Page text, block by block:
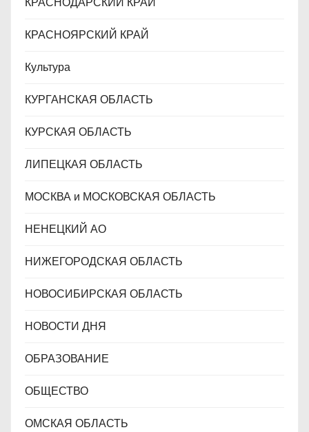
КРАСНОЯРСКИЙ КРАЙ
Культура
КУРГАНСКАЯ ОБЛАСТЬ
КУРСКАЯ ОБЛАСТЬ
ЛИПЕЦКАЯ ОБЛАСТЬ
МОСКВА и МОСКОВСКАЯ ОБЛАСТЬ
НЕНЕЦКИЙ АО
НИЖЕГОРОДСКАЯ ОБЛАСТЬ
НОВОСИБИРСКАЯ ОБЛАСТЬ
НОВОСТИ ДНЯ
ОБРАЗОВАНИЕ
ОБЩЕСТВО
ОМСКАЯ ОБЛАСТЬ